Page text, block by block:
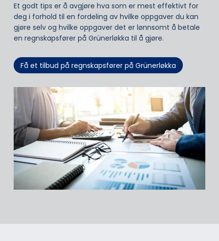
Et godt tips er å avgjøre hva som er mest effektivt for
deg i forhold til en fordeling av hvilke oppgaver du kan
gjøre selv og hvilke oppgaver det er lønnsomt å betale
en regnskapsfører på Grünerløkka til å gjøre.
Få et tilbud på regnskapsfører på Grünerløkka